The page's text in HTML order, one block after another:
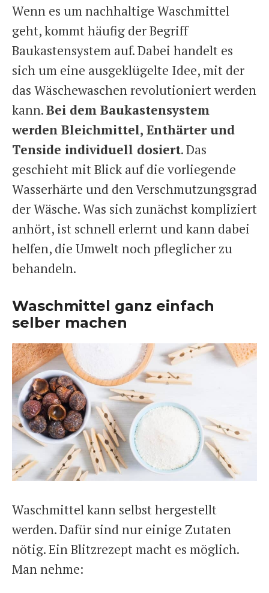
Wenn es um nachhaltige Waschmittel
geht, kommt häufig der Begriff
Baukastensystem auf. Dabei handelt es
sich um eine ausgeklügelte Idee, mit der
das Wäschewaschen revolutioniert werden
kann.Bei dem Baukastensystem
werden Bleichmittel, Enthärter und
Tenside individuell dosiert. Das
geschieht mit Blick auf die vorliegende
Wasserhärte und den Verschmutzungsgrad
der Wäsche. Was sich zunächst kompliziert
anhört, ist schnell erlernt und kann dabei
helfen, die Umwelt noch pfleglicher zu
behandeln.
Waschmittel ganz einfach
selber machen
Waschmittel kann selbst hergestellt
werden. Dafür sind nur einige Zutaten
nötig. Ein Blitzrezept macht es möglich.
Man nehme: